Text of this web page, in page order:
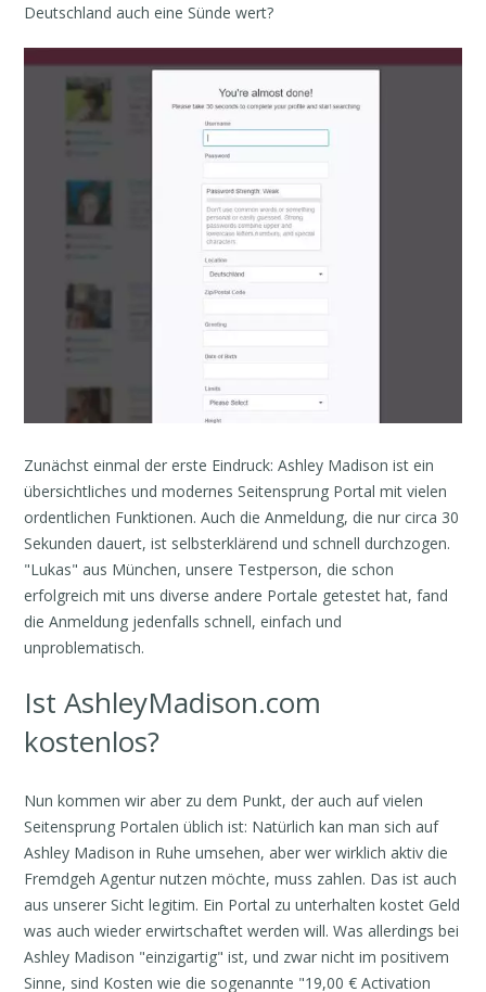
Deutschland auch eine Sünde wert?
Zunächst einmal der erste Eindruck: Ashley Madison ist ein
übersichtliches und modernes Seitensprung Portal mit vielen
ordentlichen Funktionen. Auch die Anmeldung, die nur circa 30
Sekunden dauert, ist selbsterklärend und schnell durchzogen.
"Lukas" aus München, unsere Testperson, die schon
erfolgreich mit uns diverse andere Portale getestet hat, fand
die Anmeldung jedenfalls schnell, einfach und
unproblematisch.
Ist AshleyMadison.com
kostenlos?
Nun kommen wir aber zu dem Punkt, der auch auf vielen
Seitensprung Portalen üblich ist: Natürlich kan man sich auf
Ashley Madison in Ruhe umsehen, aber wer wirklich aktiv die
Fremdgeh Agentur nutzen möchte, muss zahlen. Das ist auch
aus unserer Sicht legitim. Ein Portal zu unterhalten kostet Geld
was auch wieder erwirtschaftet werden will. Was allerdings bei
Ashley Madison "einzigartig" ist, und zwar nicht im positivem
Sinne, sind Kosten wie die sogenannte "19,00 € Activation